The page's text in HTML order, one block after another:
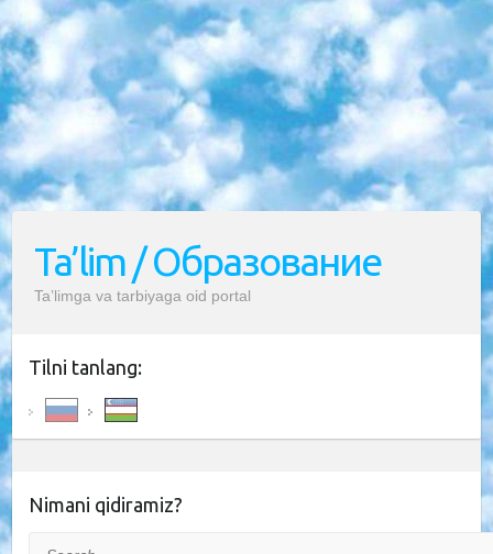
Ta’lim / Образование
Ta’limga va tarbiyaga oid portal
Tilni tanlang:
Nimani qidiramiz?